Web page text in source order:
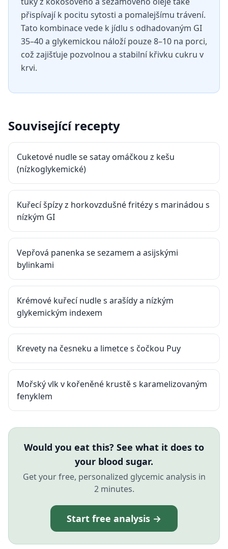
přispívají k pocitu sytosti a pomalejšímu trávení.
Tato kombinace vede k jídlu s odhadovaným GI
35–40 a glykemickou náloží pouze 8–10 na porci,
což zajišťuje pozvolnou a stabilní křivku cukru v
krvi.
Související recepty
Cuketové nudle se satay omáčkou z kešu
(nízkoglykemické)
Kuřecí špízy z horkovzdušné fritézy s marinádou s
nízkým GI
Vepřová panenka se sezamem a asijskými
bylinkami
Krémové kuřecí nudle s arašídy a nízkým
glykemickým indexem
Krevety na česneku a limetce s čočkou Puy
Mořský vlk v kořeněné krustě s karamelizovaným
fenyklem
Would you eat this? See what it does to
your blood sugar.
Get your free, personalized glycemic analysis in
2 minutes.
Start free analysis →